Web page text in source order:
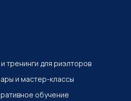
тренинги для риэлторов
и мастер-классы
обучение